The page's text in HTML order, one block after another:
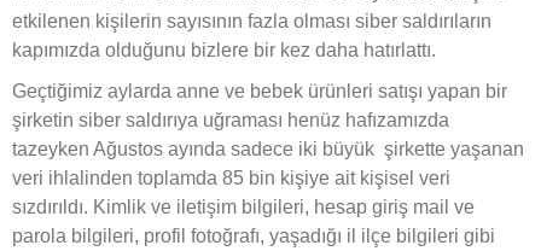
etkilenen kişilerin sayısının fazla olması siber saldırıların
kapımızda olduğunu bizlere bir kez daha hatırlattı.
Geçtiğimiz aylarda anne ve bebek ürünleri satışı yapan bir
şirketin siber saldırıya uğraması henüz hafızamızda
tazeyken Ağustos ayında sadece iki büyük şirkette yaşanan
veri ihlalinden toplamda 85 bin kişiye ait kişisel veri
sızdırıldı. Kimlik ve iletişim bilgileri, hesap giriş mail ve
parola bilgileri, profil fotoğrafı, yaşadığı il ilçe bilgileri gibi